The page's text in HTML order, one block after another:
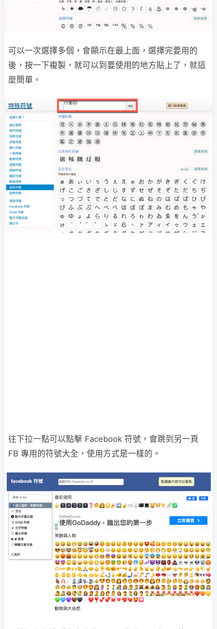
可以一次選擇多個，會顯示在最上面，選擇完要用的
後，按一下複製，就可以到要使用的地方貼上了，就這
麼簡單。
往下拉一點可以點擊 Facebook 符號，會跳到另一頁
FB 專用的符號大全，使用方式是一樣的。